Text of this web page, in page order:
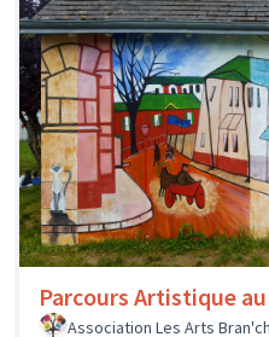
Parcours Artistique
Association Les Arts